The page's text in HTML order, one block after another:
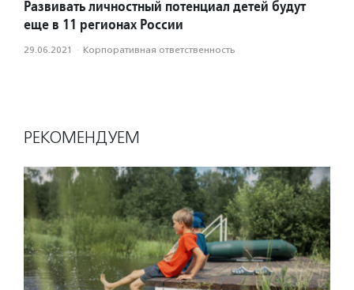
Развивать личностный потенциал детей будут
еще в 11 регионах России
29.06.2021 · Корпоративная ответственность
РЕКОМЕНДУЕМ